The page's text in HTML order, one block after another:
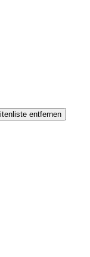
entfernen